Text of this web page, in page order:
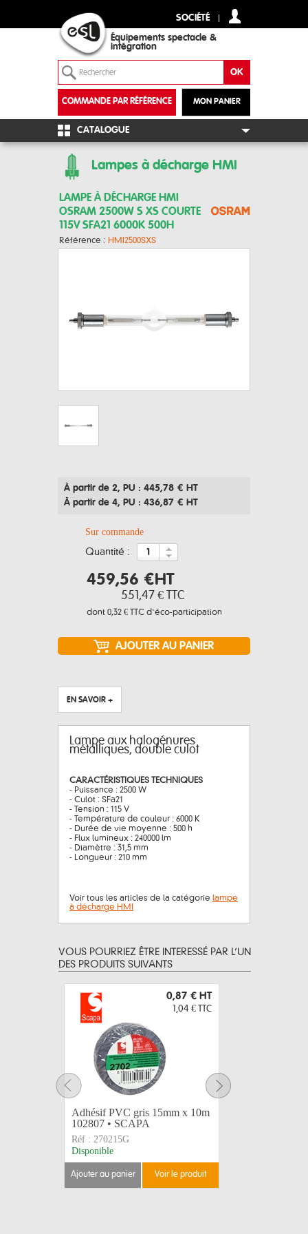
SOCIÉTÉ
Équipements spectacle &
intégration
MON PANIER
COMMANDE PAR RÉFÉRENCE
+
CATALOGUE
Lampes à décharge HMI
LAMPE À DÉCHARGE HMI
OSRAM 2500W S XS COURTE
115V SFA21 6000K 500H
Référence : HMI2500SXS
À partir de 2, PU : 445,78 € HT
À partir de 4, PU : 436,87 € HT
Sur commande
quantité :
459,56 €HT
551,47 € TTC
dont 0,32 € TTCd'éco-participation
EN SAVOIR +
Lampe aux halogénures
métalliques, double culot
CARACTÉRISTIQUES TECHNIQUES
- Puissance : 2500 W
- Culot : SFa21
- Tension : 115 V
- Température de couleur : 6000 K
- Durée de vie moyenne : 500 h
- Flux lumineux : 240000 lm
- Diamètre : 31,5 mm
- Longueur : 210 mm
Voir tous les articles de la catégorie lampe
à décharge HMI
VOUS POURRIEZ ÊTRE INTERESSÉ PAR L’UN
DES PRODUITS SUIVANTS
0,87 € HT
1,04 € TTC
Adhésif PVC gris 15mm x 10m
102807 • SCAPA
Réf : 270215G
Disponible
ajouter au panier voir le produit